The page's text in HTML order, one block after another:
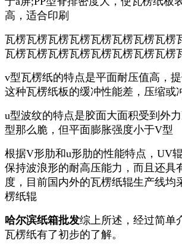
高，适合印刷
瓦楞瓦楞瓦楞瓦楞瓦楞瓦楞瓦楞瓦楞
瓦楞瓦楞瓦楞瓦楞瓦楞瓦楞瓦楞瓦楞
v型瓦楞纸的特点是平面耐压值高，
这种瓦楞纸板的缓冲性能差，压缩或
u型波纹的特点是胶面大面积受到外
型那么脆，但平面膨胀强度小于V型
根据V形肋和u形肋的性能特点，UV
保持波浪形的耐高压能力，而且还具
度，目前国内外的瓦楞纸辊生产线均
楞纸辊
哈尔滨纸箱批发综上所述，经过简单
瓦楞纸有了初步的了解。